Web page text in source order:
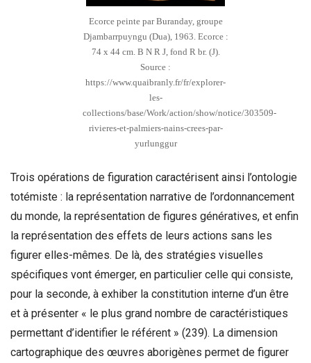
Ecorce peinte par Buranday, groupe
Djambarrpuyngu (Dua), 1963. Ecorce :
74 x 44 cm. B N R J, fond R br. (J).
Source :
https://www.quaibranly.fr/fr/explorer-
les-
collections/base/Work/action/show/notice/303509-
rivieres-et-palmiers-nains-crees-par-
yurlunggur
Trois opérations de figuration caractérisent ainsi l’ontologie
totémiste : la représentation narrative de l’ordonnancement
du monde, la représentation de figures génératives, et enfin
la représentation des effets de leurs actions sans les
figurer elles-mêmes. De là, des stratégies visuelles
spécifiques vont émerger, en particulier celle qui consiste,
pour la seconde, à exhiber la constitution interne d’un être
et à présenter « le plus grand nombre de caractéristiques
permettant d’identifier le référent » (239). La dimension
cartographique des œuvres aborigènes permet de figurer